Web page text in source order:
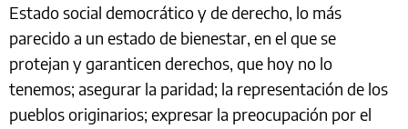
Estado social democrático y de derecho, lo más
parecido a un estado de bienestar, en el que se
protejan y garanticen derechos, que hoy no lo
tenemos; asegurar la paridad; la representación de los
pueblos originarios; expresar la preocupación por el